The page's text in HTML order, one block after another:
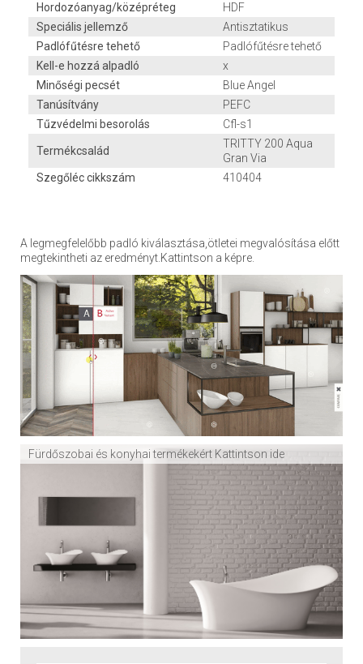
Hordozóanyag/középréteg
HDF
Speciális jellemző
Antisztatikus
Padlófűtésre tehető
Padlófűtésre tehető
Kell-e hozzá alpadló
x
Minőségi pecsét
Blue Angel
Tanúsítvány
PEFC
Tűzvédelmi besorolás
Cfl-s1
Termékcsalád
TRITTY 200 Aqua
Gran Via
Szegőléc cikkszám
410404
A legmegfelelőbb padló kiválasztása,ötletei megvalósítása előtt
megtekintheti az eredményt.Kattintson a képre.
Fürdőszobai és konyhai termékekért Kattintson ide